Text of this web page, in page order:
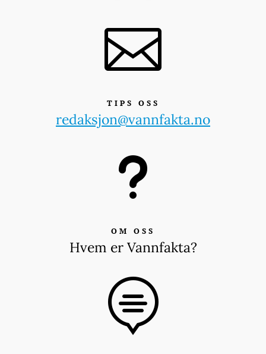

TIPS OSS
redaksjon@vannfakta.no
u
OM OSS
Hvem er Vannfakta?
